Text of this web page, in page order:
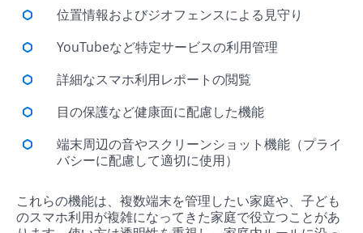
位置情報およびジオフェンスによる見守り
YouTubeなど特定サービスの利用管理
詳細なスマホ利用レポートの閲覧
目の保護など健康面に配慮した機能
端末周辺の音やスクリーンショット機能（プライ
バシーに配慮して適切に使用）
これらの機能は、複数端末を管理したい家庭や、子ども
のスマホ利用が複雑になってきた家庭で役立つことがあ